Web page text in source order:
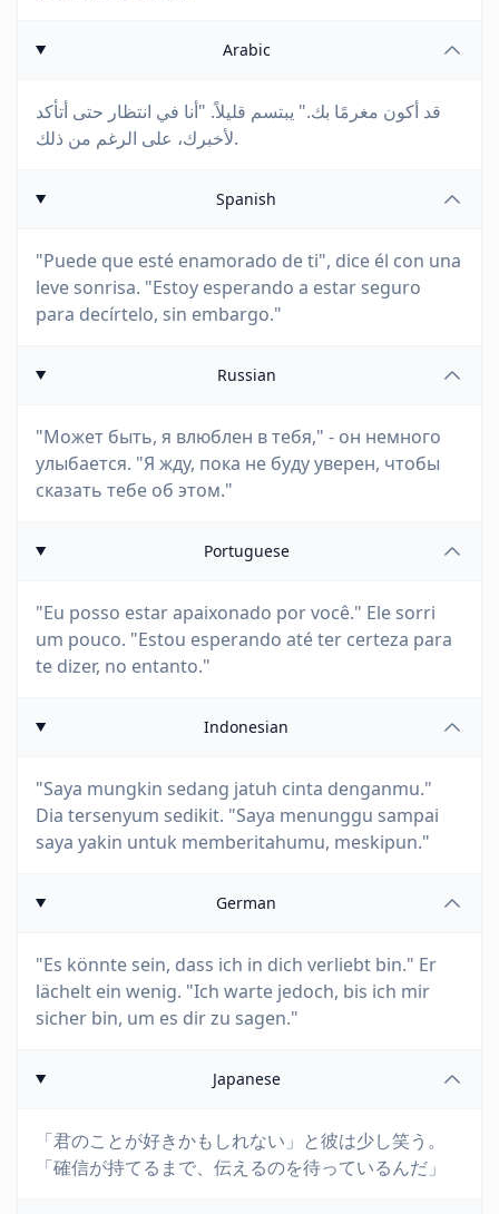
Arabic
قد أكون مغرمًا بك." يبتسم قليلاً. "أنا في انتظار حتى أتأكد
لأخبرك، على الرغم من ذلك.
Spanish
"Puede que esté enamorado de ti", dice él con una
leve sonrisa. "Estoy esperando a estar seguro
para decírtelo, sin embargo."
Russian
"Может быть, я влюблен в тебя," - он немного
улыбается. "Я жду, пока не буду уверен, чтобы
сказать тебе об этом."
Portuguese
"Eu posso estar apaixonado por você." Ele sorri
um pouco. "Estou esperando até ter certeza para
te dizer, no entanto."
Indonesian
"Saya mungkin sedang jatuh cinta denganmu."
Dia tersenyum sedikit. "Saya menunggu sampai
saya yakin untuk memberitahumu, meskipun."
German
"Es könnte sein, dass ich in dich verliebt bin." Er
lächelt ein wenig. "Ich warte jedoch, bis ich mir
sicher bin, um es dir zu sagen."
Japanese
「君のことが好きかもしれない」と彼は少し笑う。
「確信が持てるまで、伝えるのを待っているんだ」